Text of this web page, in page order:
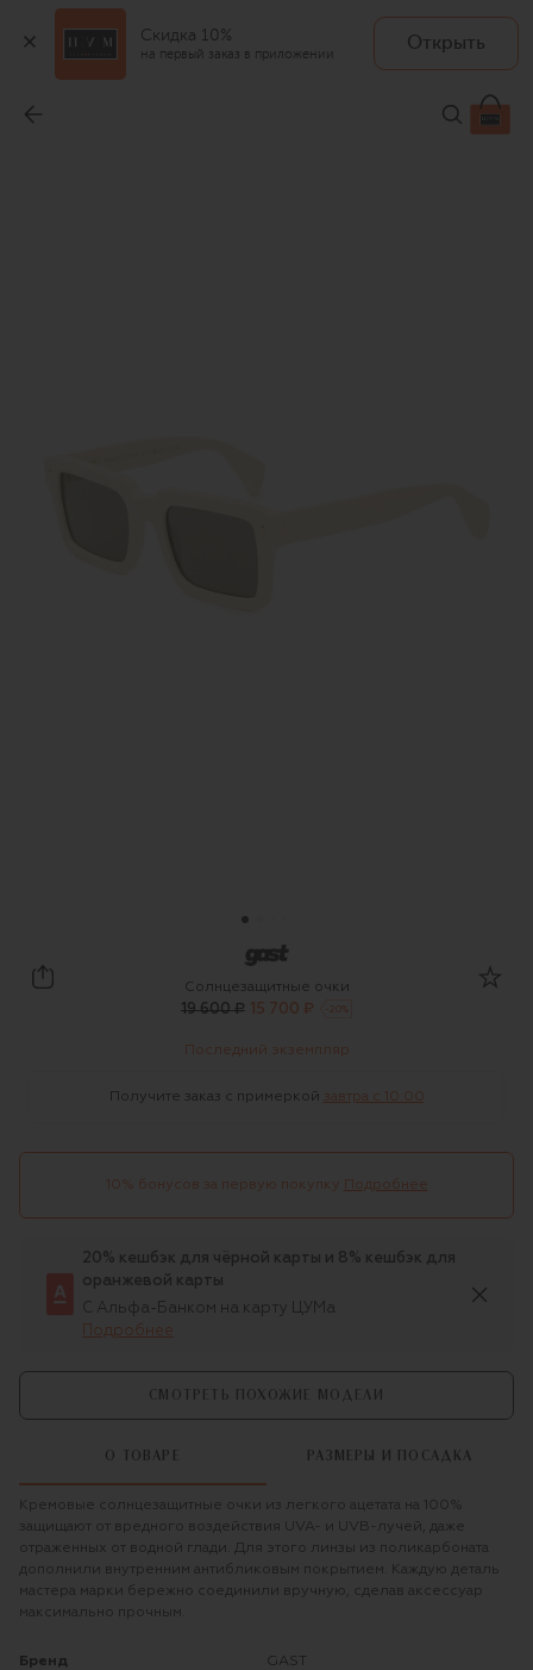
Скидка 10%
на первый заказ в приложении
Открыть
15 700 ₽
GAST
Солнцезащитные очки
19 600 ₽ 15 700 ₽ 20 %
Последний экземпляр
Получите заказ с примеркой завтра c 10:00
10% бонусов за первую покупку Подробнее
20% кешбэк для чёрной карты и 8% кешбэк для
оранжевой карты
С Альфа-Банком на карту ЦУМа
Подробнее
СМОТРЕТЬ ПОХОЖИЕ МОДЕЛИ
О ТОВАРЕ РАЗМЕРЫ И ПОСАДКА
Кремовые солнцезащитные очки из легкого ацетата на 100%
защищают от вредного воздействия UVA- и UVB-лучей, даже
отраженных от водной глади. Для этого линзы из поликарбоната
дополнили внутренним антибликовым покрытием. Каждую деталь
мастера марки бережно соединили вручную, сделав аксессуар
максимально прочным.
Бренд GAST